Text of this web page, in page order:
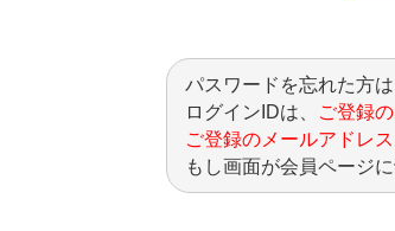
パスワードを忘れた方は
ログインIDは、
ご登録
ご登録のメールアドレス
もし画面が会員ページ